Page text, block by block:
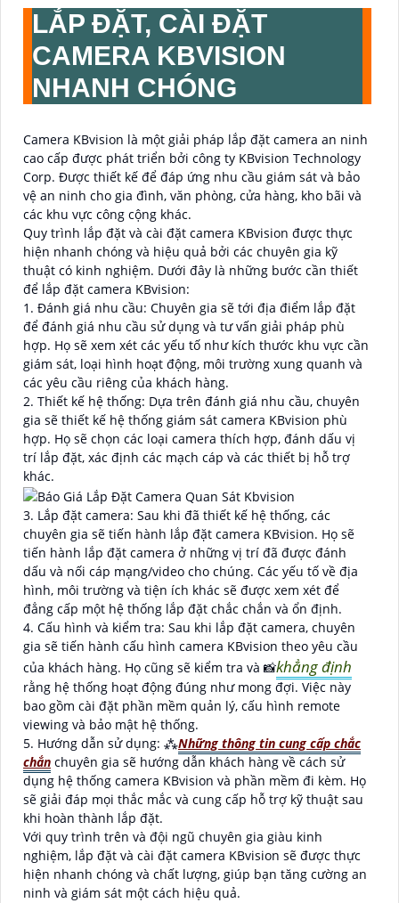
LẮP ĐẶT, CÀI ĐẶT
CAMERA KBVISION
NHANH CHÓNG
Camera KBvision là một giải pháp lắp đặt camera an ninh
cao cấp được phát triển bởi công ty KBvision Technology
Corp. Được thiết kế để đáp ứng nhu cầu giám sát và bảo
vệ an ninh cho gia đình, văn phòng, cửa hàng, kho bãi và
các khu vực công cộng khác.
Quy trình lắp đặt và cài đặt camera KBvision được thực
hiện nhanh chóng và hiệu quả bởi các chuyên gia kỹ
thuật có kinh nghiệm. Dưới đây là những bước cần thiết
để lắp đặt camera KBvision:
1. Đánh giá nhu cầu: Chuyên gia sẽ tới địa điểm lắp đặt
để đánh giá nhu cầu sử dụng và tư vấn giải pháp phù
hợp. Họ sẽ xem xét các yếu tố như kích thước khu vực cần
giám sát, loại hình hoạt động, môi trường xung quanh và
các yêu cầu riêng của khách hàng.
2. Thiết kế hệ thống: Dựa trên đánh giá nhu cầu, chuyên
gia sẽ thiết kế hệ thống giám sát camera KBvision phù
hợp. Họ sẽ chọn các loại camera thích hợp, đánh dấu vị
trí lắp đặt, xác định các mạch cáp và các thiết bị hỗ trợ
khác.
3. Lắp đặt camera: Sau khi đã thiết kế hệ thống, các
chuyên gia sẽ tiến hành lắp đặt camera KBvision. Họ sẽ
tiến hành lắp đặt camera ở những vị trí đã được đánh
dấu và nối cáp mạng/video cho chúng. Các yếu tố về địa
hình, môi trường và tiện ích khác sẽ được xem xét để
đẳng cấp một hệ thống lắp đặt chắc chắn và ổn định.
4. Cấu hình và kiểm tra: Sau khi lắp đặt camera, chuyên
gia sẽ tiến hành cấu hình camera KBvision theo yêu cầu
của khách hàng. Họ cũng sẽ kiểm tra và 📸khẳng định
rằng hệ thống hoạt động đúng như mong đợi. Việc này
bao gồm cài đặt phần mềm quản lý, cấu hình remote
viewing và bảo mật hệ thống.
5. Hướng dẫn sử dụng: ⁂Những thông tin cung cấp chắc
chắn chuyên gia sẽ hướng dẫn khách hàng về cách sử
dụng hệ thống camera KBvision và phần mềm đi kèm. Họ
sẽ giải đáp mọi thắc mắc và cung cấp hỗ trợ kỹ thuật sau
khi hoàn thành lắp đặt.
Với quy trình trên và đội ngũ chuyên gia giàu kinh
nghiệm, lắp đặt và cài đặt camera KBvision sẽ được thực
hiện nhanh chóng và chất lượng, giúp bạn tăng cường an
ninh và giám sát một cách hiệu quả.